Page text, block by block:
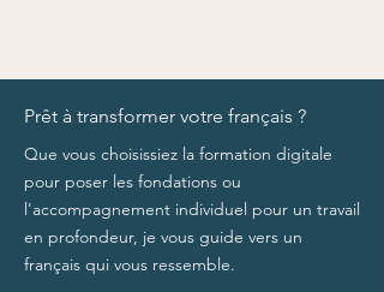
Prêt à transformer votre français ?
Que vous choisissiez la formation digitale
pour poser les fondations ou
l'accompagnement individuel pour un travail
en profondeur, je vous guide vers un
français qui vous ressemble.